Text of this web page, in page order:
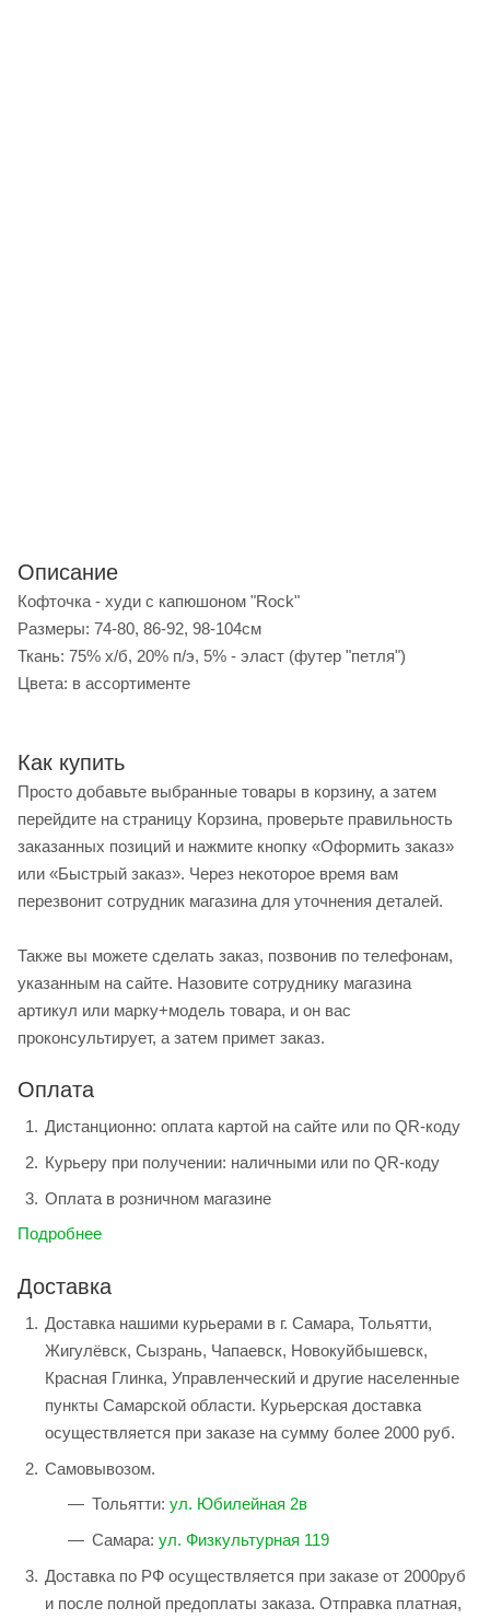
Описание
Кофточка - худи с капюшоном "Rock"
Размеры: 74-80, 86-92, 98-104см
Ткань: 75% х/б, 20% п/э, 5% - эласт (футер "петля")
Цвета: в ассортименте
Как купить
Просто добавьте выбранные товары в корзину, а затем
перейдите на страницу Корзина, проверьте правильность
заказанных позиций и нажмите кнопку «Оформить заказ»
или «Быстрый заказ». Через некоторое время вам
перезвонит сотрудник магазина для уточнения деталей.
Также вы можете сделать заказ, позвонив по телефонам,
указанным на сайте. Назовите сотруднику магазина
артикул или марку+модель товара, и он вас
проконсультирует, а затем примет заказ.
Оплата
Дистанционно: оплата картой на сайте или по QR-коду
Курьеру при получении: наличными или по QR-коду
Оплата в розничном магазине
Подробнее
Доставка
Доставка нашими курьерами в г. Самара, Тольятти,
Жигулёвск, Сызрань, Чапаевск, Новокуйбышевск,
Красная Глинка, Управленческий и другие населенные
пункты Самарской области. Курьерская доставка
осуществляется при заказе на сумму более 2000 руб.
Самовывозом.
Тольятти: ул. Юбилейная 2в
Самара: ул. Физкультурная 119
Доставка по РФ осуществляется при заказе от 2000руб
и после полной предоплаты заказа. Отправка платная,